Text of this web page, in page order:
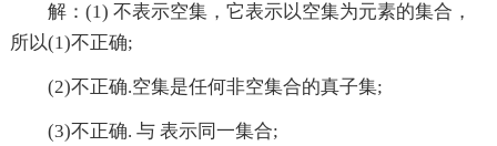
解：(1) 不表示空集，它表示以空集为元素的集合，
所以(1)不正确;
(2)不正确.空集是任何非空集合的真子集;
(3)不正确. 与 表示同一集合;